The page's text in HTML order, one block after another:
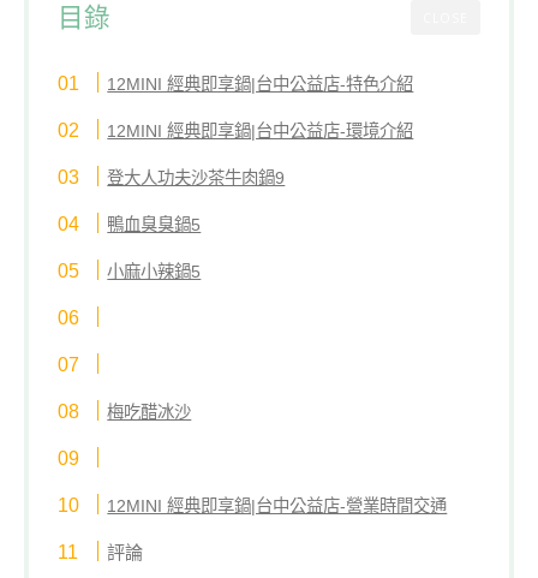
目錄
12MINI 經典即享鍋|台中公益店-特色介紹
12MINI 經典即享鍋|台中公益店-環境介紹
登大人功夫沙茶牛肉鍋9
鴨血臭臭鍋5
小麻小辣鍋5
梅吃醋冰沙
12MINI 經典即享鍋|台中公益店-營業時間交通
評論